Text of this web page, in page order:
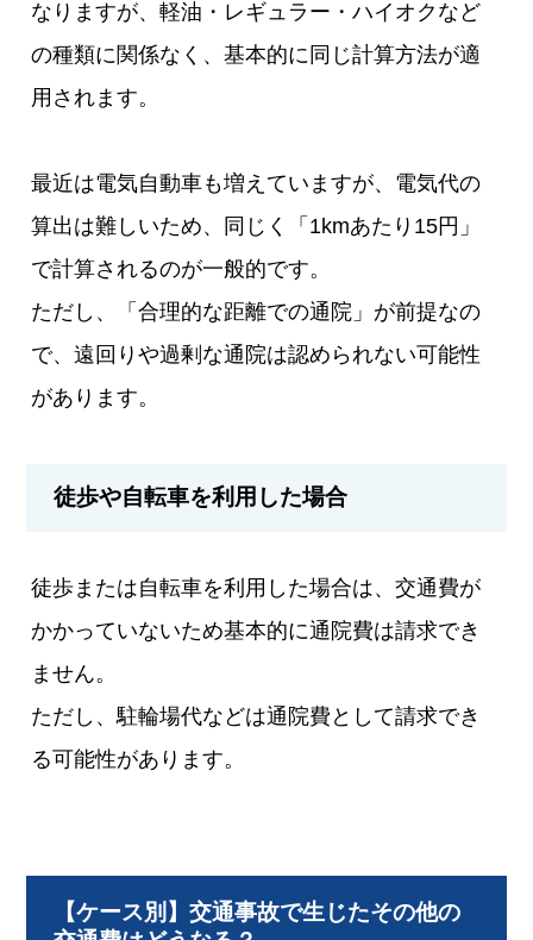
なりますが、軽油・レギュラー・ハイオクなど
の種類に関係なく、基本的に同じ計算方法が適
用されます。
最近は電気自動車も増えていますが、電気代の
算出は難しいため、同じく「1kmあたり15円」
で計算されるのが一般的です。
ただし、「合理的な距離での通院」が前提なの
で、遠回りや過剰な通院は認められない可能性
があります。
徒歩や自転車を利用した場合
徒歩または自転車を利用した場合は、交通費が
かかっていないため基本的に通院費は請求でき
ません。
ただし、駐輪場代などは通院費として請求でき
る可能性があります。
【ケース別】交通事故で生じたその他の